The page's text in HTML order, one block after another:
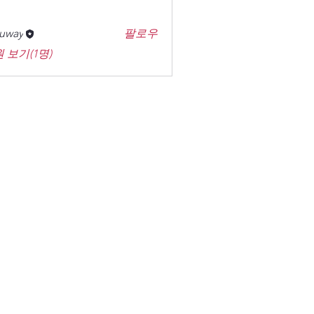
팔로우
보기(1명)